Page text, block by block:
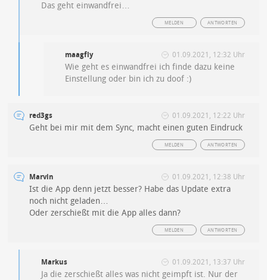
Das geht einwandfrei…
ANTWORTEN
MELDEN
maagfly 01.09.2021, 12:32 Uhr
Wie geht es einwandfrei ich finde dazu keine
Einstellung oder bin ich zu doof :)
red3gs 01.09.2021, 12:22 Uhr
Geht bei mir mit dem Sync, macht einen guten Eindruck
ANTWORTEN
MELDEN
Marvin 01.09.2021, 12:38 Uhr
Ist die App denn jetzt besser? Habe das Update extra
noch nicht geladen…
Oder zerschießt mit die App alles dann?
ANTWORTEN
MELDEN
Markus 01.09.2021, 13:37 Uhr
Ja die zerschießt alles was nicht geimpft ist. Nur der